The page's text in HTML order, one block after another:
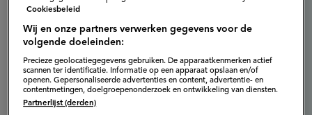
Cookiesbeleid
Wij en onze partners verwerken gegevens voor de
volgende doeleinden:
Precieze geolocatiegegevens gebruiken. De apparaatkenmerken actief
scannen ter identificatie. Informatie op een apparaat opslaan en/of
openen. Gepersonaliseerde advertenties en content, advertentie- en
contentmetingen, doelgroepenonderzoek en ontwikkeling van diensten.
Partnerlijst (derden)